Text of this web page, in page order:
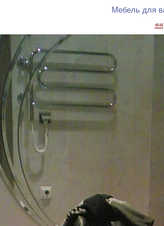
Мебель для
««